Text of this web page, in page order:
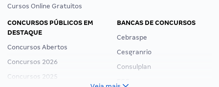
Cursos Online Gratuitos
CONCURSOS PÚBLICOS EM
DESTAQUE
Concursos Abertos
Concursos 2026
Concursos 2025
BANCAS DE CONCURSOS
Cebraspe
Cesgranrio
Consulplan